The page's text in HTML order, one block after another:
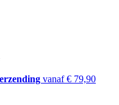
vanaf € 79,90